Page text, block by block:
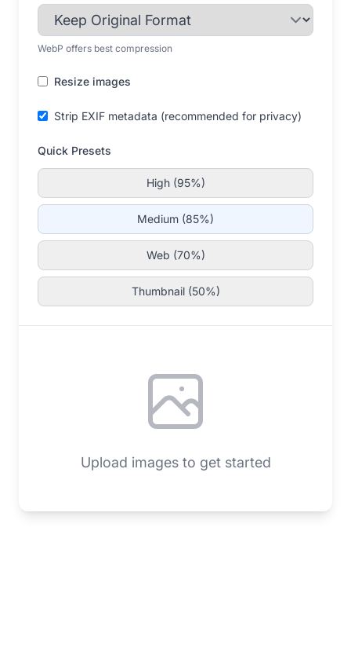
WebP offers best compression
Resize images
Strip EXIF metadata (recommended for privacy)
Quick Presets
High (95%)
Medium (85%)
Web (70%)
Thumbnail (50%)
Upload images to get started